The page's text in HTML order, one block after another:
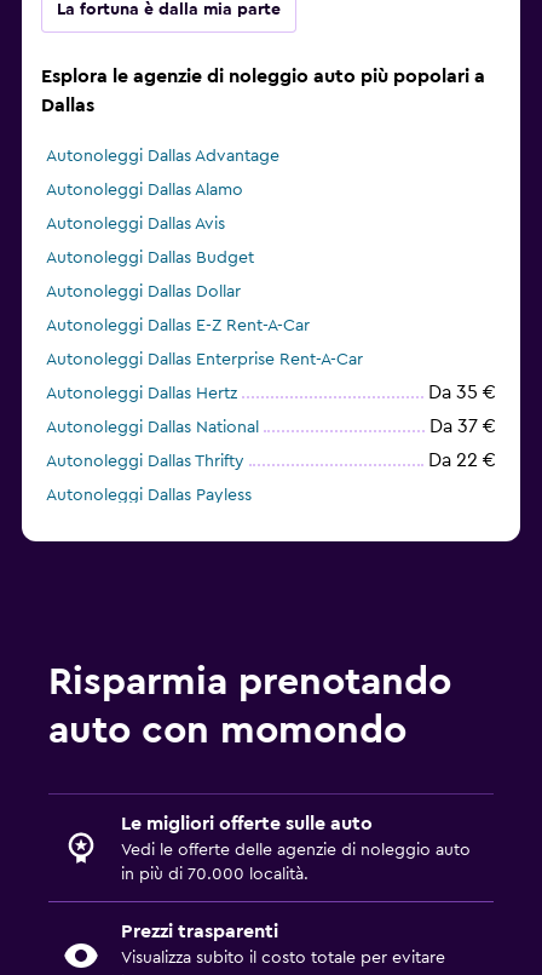
La fortuna è dalla mia parte
Esplora le agenzie di noleggio auto più popolari a
Dallas
Autonoleggi Dallas Advantage
Autonoleggi Dallas Alamo
Autonoleggi Dallas Avis
Autonoleggi Dallas Budget
Autonoleggi Dallas Dollar
Autonoleggi Dallas E-Z Rent-A-Car
Autonoleggi Dallas Enterprise Rent-A-Car
Autonoleggi Dallas Hertz
Da 35 €
Autonoleggi Dallas National Da 37 €
Autonoleggi Dallas Thrifty Da 22 €
Autonoleggi Dallas Payless
Risparmia prenotando
auto con momondo
Le migliori offerte sulle auto
Vedi le offerte delle agenzie di noleggio auto
in più di 70.000 località.
Prezzi trasparenti
Visualizza subito il costo totale per evitare